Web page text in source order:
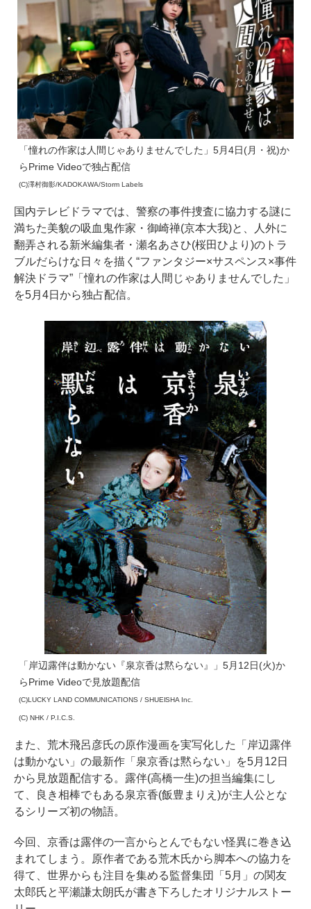
「憧れの作家は人間じゃありませんでした」5月4日(月・祝)か
らPrime Videoで独占配信
(C)澤村御影/KADOKAWA/Storm Labels
国内テレビドラマでは、警察の事件捜査に協力する謎に
満ちた美貌の吸血鬼作家・御崎禅(京本大我)と、人外に
翻弄される新米編集者・瀬名あさひ(桜田ひより)のトラ
ブルだらけな日々を描く“ファンタジー×サスペンス×事件
解決ドラマ”「憧れの作家は人間じゃありませんでした」
を5月4日から独占配信。
「岸辺露伴は動かない『泉京香は黙らない』」5月12日(火)か
らPrime Videoで見放題配信
(C)LUCKY LAND COMMUNICATIONS / SHUEISHA Inc.
(C) NHK / P.I.C.S.
また、荒木飛呂彦氏の原作漫画を実写化した「岸辺露伴
は動かない」の最新作「泉京香は黙らない」を5月12日
から見放題配信する。露伴(高橋一生)の担当編集にし
て、良き相棒でもある泉京香(飯豊まりえ)が主人公とな
るシリーズ初の物語。
今回、京香は露伴の一言からとんでもない怪異に巻き込
まれてしまう。原作者である荒木氏から脚本への協力を
得て、世界からも注目を集める監督集団「5月」の関友
太郎氏と平瀬謙太朗氏が書き下ろしたオリジナルストー